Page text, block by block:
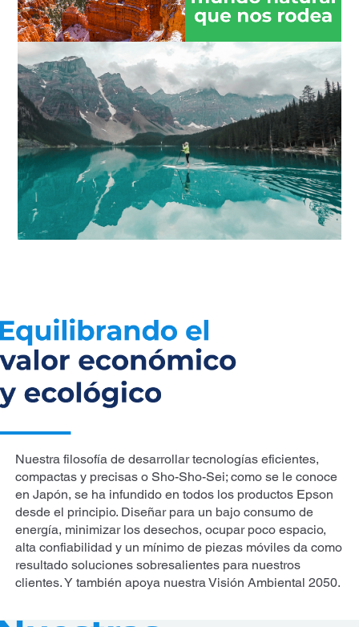
Nuestra filosofía de desarrollar tecnologías eficientes,
compactas y precisas o Sho-Sho-Sei; como se le conoce
en Japón, se ha infundido en todos los productos Epson
desde el principio. Diseñar para un bajo consumo de
energía, minimizar los desechos, ocupar poco espacio,
alta confiabilidad y un mínimo de piezas móviles da como
resultado soluciones sobresalientes para nuestros
clientes. Y también apoya nuestra Visión Ambiental 2050.